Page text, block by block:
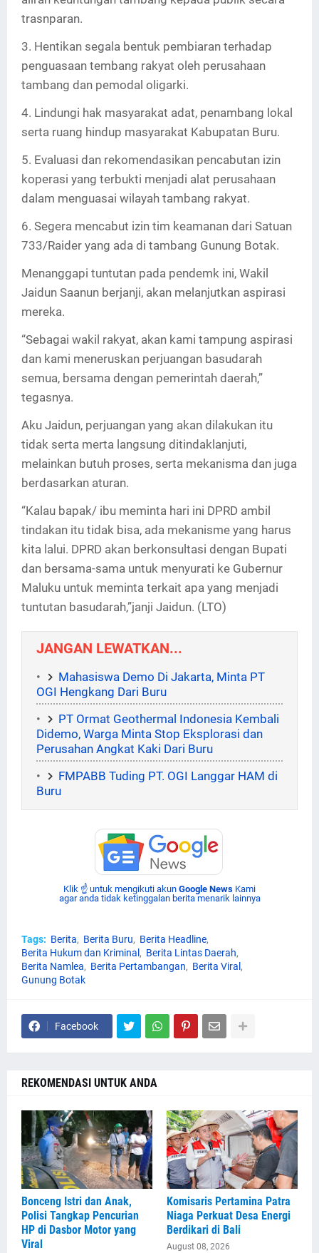
trasnparan.
3. Hentikan segala bentuk pembiaran terhadap
penguasaan tembang rakyat oleh perusahaan
tambang dan pemodal oligarki.
4. Lindungi hak masyarakat adat, penambang lokal
serta ruang hindup masyarakat Kabupatan Buru.
5. Evaluasi dan rekomendasikan pencabutan izin
koperasi yang terbukti menjadi alat perusahaan
dalam menguasai wilayah tambang rakyat.
6. Segera mencabut izin tim keamanan dari Satuan
733/Raider yang ada di tambang Gunung Botak.
Menanggapi tuntutan pada pendemk ini, Wakil
Jaidun Saanun berjanji, akan melanjutkan aspirasi
mereka.
“Sebagai wakil rakyat, akan kami tampung aspirasi
dan kami meneruskan perjuangan basudarah
semua, bersama dengan pemerintah daerah,”
tegasnya.
Aku Jaidun, perjuangan yang akan dilakukan itu
tidak serta merta langsung ditindaklanjuti,
melainkan butuh proses, serta mekanisma dan juga
berdasarkan aturan.
“Kalau bapak/ ibu meminta hari ini DPRD ambil
tindakan itu tidak bisa, ada mekanisme yang harus
kita lalui. DPRD akan berkonsultasi dengan Bupati
dan bersama-sama untuk menyurati ke Gubernur
Maluku untuk meminta terkait apa yang menjadi
tuntutan basudarah,”janji Jaidun. (LTO)
JANGAN LEWATKAN...
Mahasiswa Demo Di Jakarta, Minta PT
OGI Hengkang Dari Buru
PT Ormat Geothermal Indonesia Kembali
Didemo, Warga Minta Stop Eksplorasi dan
Perusahan Angkat Kaki Dari Buru
FMPABB Tuding PT. OGI Langgar HAM di
Buru
Klik ☝ untuk mengikuti akun Google News Kami
agar anda tidak ketinggalan berita menarik lainnya
Tags: Berita Berita Buru
Berita Headline
Berita Hukum dan Kriminal
Berita Lintas Daerah
Berita Namlea
Berita Pertambangan
Berita Viral
Gunung Botak
Facebook
REKOMENDASI UNTUK ANDA
Bonceng Istri dan Anak,
Polisi Tangkap Pencurian
HP di Dasbor Motor yang
Viral
Komisaris Pertamina Patra
Niaga Perkuat Desa Energi
Berdikari di Bali
August 08, 2026